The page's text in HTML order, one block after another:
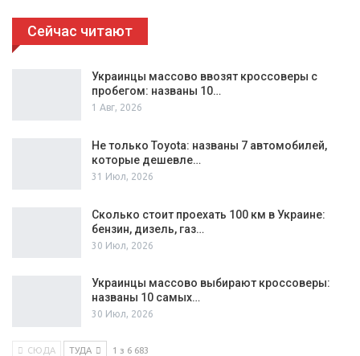
Сейчас читают
Украинцы массово ввозят кроссоверы с
пробегом: названы 10…
1 Авг, 2026
Не только Toyota: названы 7 автомобилей,
которые дешевле…
31 Июл, 2026
Сколько стоит проехать 100 км в Украине:
бензин, дизель, газ…
30 Июл, 2026
Украинцы массово выбирают кроссоверы:
названы 10 самых…
30 Июл, 2026
СЮДА ТУДА 1 з 6 683